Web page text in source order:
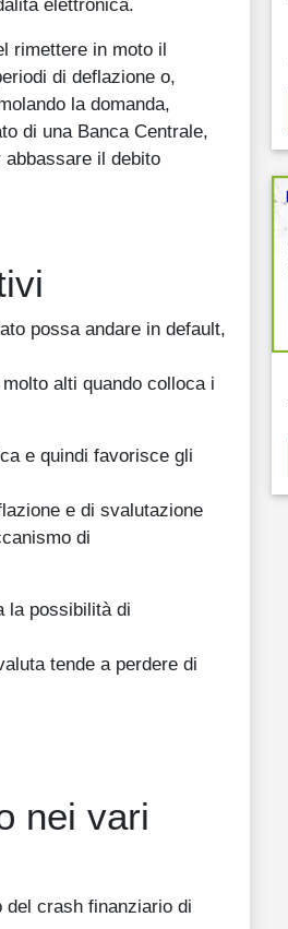
elettronica.
rimettere in moto il
di deflazione o,
la domanda,
di una Banca Centrale,
il debito
possa andare in default,
alti quando colloca i
e quindi favorisce gli
e di svalutazione
di
la possibilità di
tende a perdere di
nei vari
del crash finanziario di